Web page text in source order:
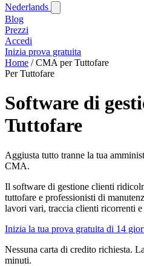
Nederlands
Blog‎
Prezzi
Accedi
Inizia prova gratuita
Home / CMA per Tuttofare
Per Tuttofare
Software di
Tuttofare
Aggiusta tutto tranne la tua
CMA.
Il software di gestione clienti
tuttofare e professionisti di
lavori vari, traccia clienti ricorrenti e
Inizia la tua prova gratuita di 14
Nessuna carta di credito richiesta.
minuti.